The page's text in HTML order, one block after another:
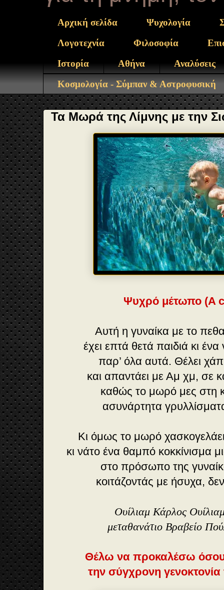
Αρχική σελίδα Ψυχολογία
Λογοτεχνία
Φιλοσοφία
Ιστορία
Αθήνα
Αναλύσεις
Κοσμολογία - Σύμπαν & Αστροφυσική
Τα Μωρά της Λίμνης με την
Ψυχρό μέτωπο (A
Αυτή η γυναίκα με το
έχει επτά θετά παιδιά κι
παρ’ όλα αυτά. Θέλει
και απαντάει με Αμ χμ, σε
καθώς το μωρό μες στη
ασυνάρτητα
Κι όμως το μωρό
κι νάτο ένα θαμπό κοκκίνισμα
στο πρόσωπο της
κοιτάζοντάς με ήσυχα,
Ουίλιαμ Κάρλος
μεταθανάτιο Βραβείο
Θέλω να προκαλέσω
την σύγχρονη